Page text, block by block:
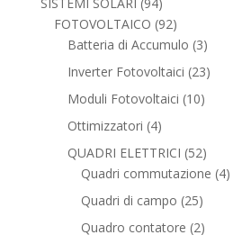
prodotti
FOTOVOLTAICO 9292
prodotti
Batteria di Accumulo 33
prodotti
Inverter Fotovoltaici 2323
Moduli Fotovoltaici 1010
Ottimizzatori 44
prodotti
QUADRI ELETTRICI 5252
prodotti
Quadri commutazione 44
Quadri di campo 2525
prodotti
Quadro contatore 22